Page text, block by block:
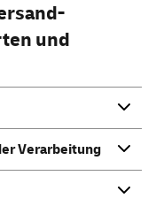
und
Verarbeitung